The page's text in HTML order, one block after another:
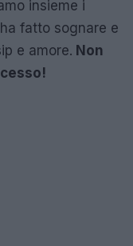
insieme i
fatto sognare e
e amore. Non